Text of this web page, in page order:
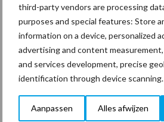
third-party vendors are processing
purposes and special features: Store
information on a device, personalized
advertising and content
and services development, precise
identification through device scanning.
Aanpassen Alles afwijzen
Thema's Vakpartners
Coronavirus